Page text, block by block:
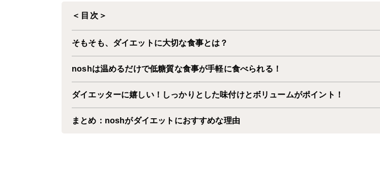
＜目次＞
そもそも、ダイエットに大切な食事とは？
noshは温めるだけで低糖質な食事が手軽に食べられる！
ダイエッターに嬉しい！しっかりとした味付けとボリュームがポイント！
まとめ：noshがダイエットにおすすめな理由